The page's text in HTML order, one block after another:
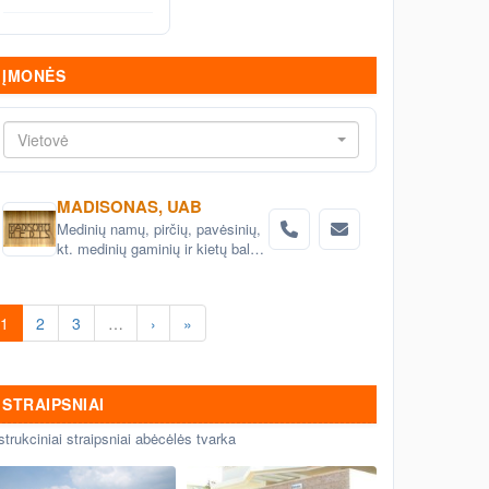
ĮMONĖS
Vietovė
MADISONAS, UAB
Medinių namų, pirčių, pavėsinių,
kt. medinių gaminių ir kietų baldų
1 2 3 … › »
STRAIPSNIAI
straipsniai abėcėlės tvarka